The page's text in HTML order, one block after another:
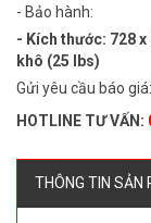
- Bảo hành:
- Kích thước: 728
khô (25 lbs)
Gửi yêu cầu báo giá:
HOTLINE TƯ VẤN:
THÔNG TIN SẢN